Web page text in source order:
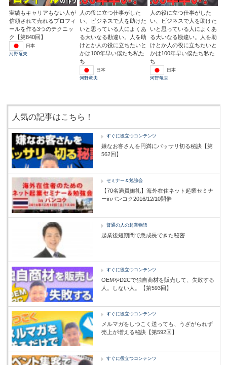
実績もキャリアもない人が
信頼されて売れるプロフィ
ールを作る3つのテクニッ
ク【第840回】
日本
河野竜夫
人の役に立つ仕事がした
い、ビジネスで人を助けた
いと思っている人によくあ
る大いなる勘違い。人を助
けとか人の役に立ちたいと
かは100年早い僕たち私た
ち
日本
河野竜夫
人の役に立つ仕事がした
い、ビジネスで人を助けた
いと思っている人によくあ
る大いなる勘違い。人を助
けとか人の役に立ちたいと
かは100年早い僕たち私た
ち
日本
河野竜夫
人気の記事はこちら！
すぐに役立つコンテンツ
嫌なお客さんを円満にバッサリ切る秘訣【第
562回】
セミナー＆勉強会
【70名満員御礼】海外在住ネット起業セミナ
ーinバンコク2016/12/10開催
普通の人の起業物語
起業後短期間で急成長できた秘密
すぐに役立つコンテンツ
OEMやD2Cで独自商材を販売して、失敗する
人。しない人。【第593回】
すぐに役立つコンテンツ
メルマガをしつこく送っても、うざがられず
売上が増える秘訣【第592回】
すぐに役立つコンテンツ